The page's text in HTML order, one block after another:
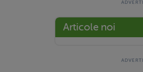
Articole noi